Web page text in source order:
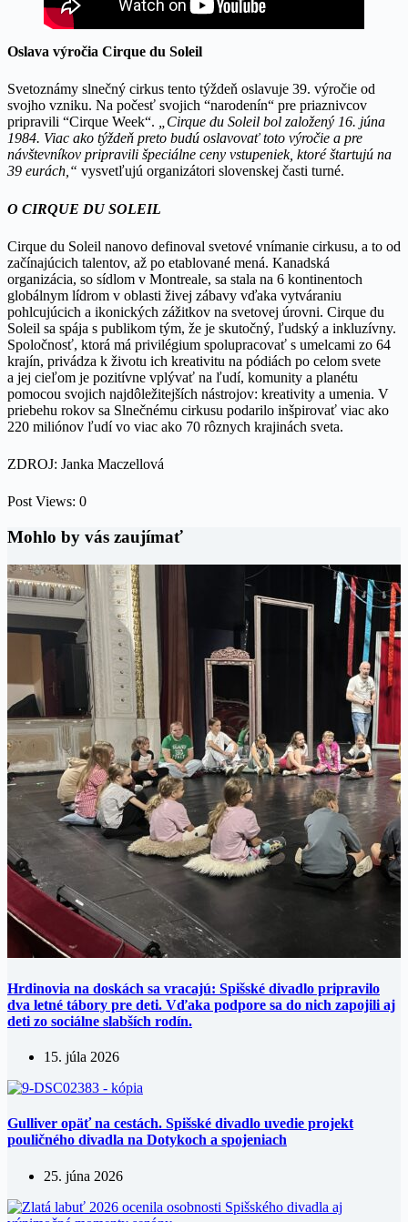
Oslava výročia Cirque du Soleil
Svetoznámy slnečný cirkus tento týždeň oslavuje 39. výročie od
svojho vzniku. Na počesť svojich “narodenín“ pre priaznivcov
pripravili “Cirque Week“.
„Cirque du Soleil bol založený 16. júna
1984. Viac ako týždeň preto budú oslavovať toto výročie a pre
návštevníkov pripravili špeciálne ceny vstupeniek, ktoré štartujú na
39 eurách,“ vysvetľujú organizátori slovenskej časti turné.
O CIRQUE DU SOLEIL
Cirque du Soleil nanovo definoval svetové vnímanie cirkusu, a to od
začínajúcich talentov, až po etablované mená. Kanadská
organizácia, so sídlom v Montreale, sa stala na 6 kontinentoch
globálnym lídrom v oblasti živej zábavy vďaka vytváraniu
pohlcujúcich a ikonických zážitkov na svetovej úrovni. Cirque du
Soleil sa spája s publikom tým, že je skutočný, ľudský a inkluzívny.
Spoločnosť, ktorá má privilégium spolupracovať s umelcami zo 64
krajín, privádza k životu ich kreativitu na pódiách po celom svete
a jej cieľom je pozitívne vplývať na ľudí, komunity a planétu
pomocou svojich najdôležitejších nástrojov: kreativity a umenia. V
priebehu rokov sa Slnečnému cirkusu podarilo inšpirovať viac ako
220 miliónov ľudí vo viac ako 70 rôznych krajinách sveta.
ZDROJ: Janka Maczellová
Post Views: 0
Mohlo by vás zaujímať
Hrdinovia na doskách sa vracajú: Spišské divadlo pripravilo
dva letné tábory pre deti. Vďaka podpore sa do nich zapojili aj
deti zo sociálne slabších rodín.
15. júla 2026
Gulliver opäť na cestách. Spišské divadlo uvedie projekt
pouličného divadla na Dotykoch a spojeniach
25. júna 2026